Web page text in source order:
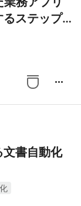
ステップ
more_horiz
書自動化